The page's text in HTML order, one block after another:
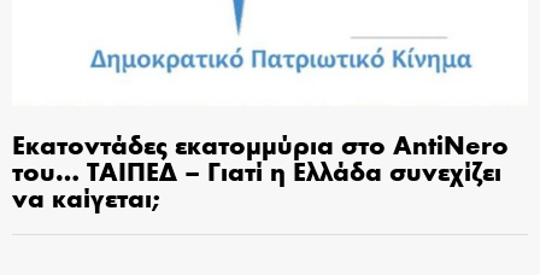
Εκατοντάδες εκατομμύρια στο AntiNero
του… ΤΑΙΠΕΔ – Γιατί η Ελλάδα συνεχίζει
να καίγεται;